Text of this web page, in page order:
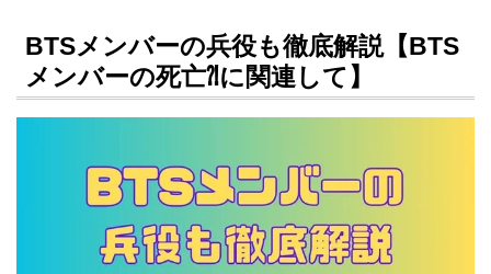
BTSメンバーの兵役も徹底解説【BTS
メンバーの死亡⁈に関連して】